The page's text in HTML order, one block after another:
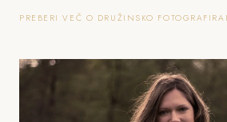
PREBERI VEČ O DRUŽINSKO